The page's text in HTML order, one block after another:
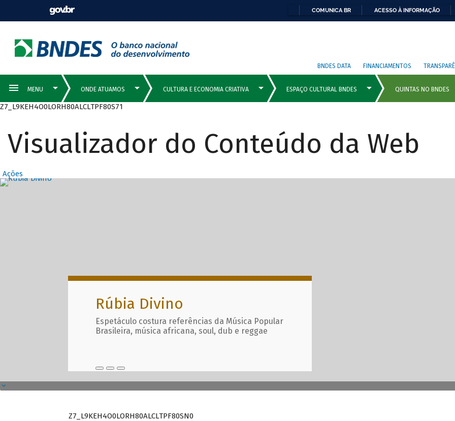
COMUNICA BR ACESSO À INFORMAÇÃO
BNDES DATA FINANCIAMENTOS
Z7_L9KEH4O0LORH80ALCLTPF80S71
Visualizador do Conteúdo da Web
Ações
Destaques Principais com
Rúbia Divino
Espetáculo costura referências da Música Popular
Brasileira, música africana, soul, dub e reggae
Z7_L9KEH4O0LORH80ALCLTPF80SN0